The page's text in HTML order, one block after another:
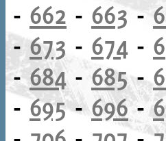
- 662 - 663-
-673 - 674 -
-684 -685-
-695-696-